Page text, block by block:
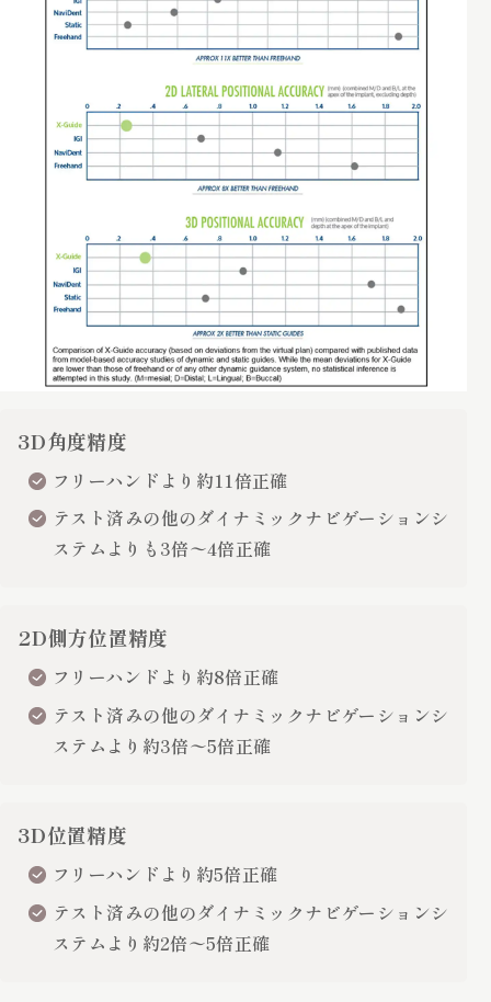
3D角度精度
フリーハンドより約11倍正確
テスト済みの他のダイナミックナビゲーションシ
ステムよりも3倍〜4倍正確
2D側方位置精度
フリーハンドより約8倍正確
テスト済みの他のダイナミックナビゲーションシ
ステムより約3倍〜5倍正確
3D位置精度
フリーハンドより約5倍正確
テスト済みの他のダイナミックナビゲーションシ
ステムより約2倍〜5倍正確